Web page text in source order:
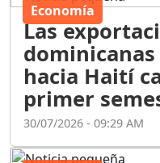
Economía
Las
dominicanas
hacia Haití
primer
30/07/2026 - 09:29 AM